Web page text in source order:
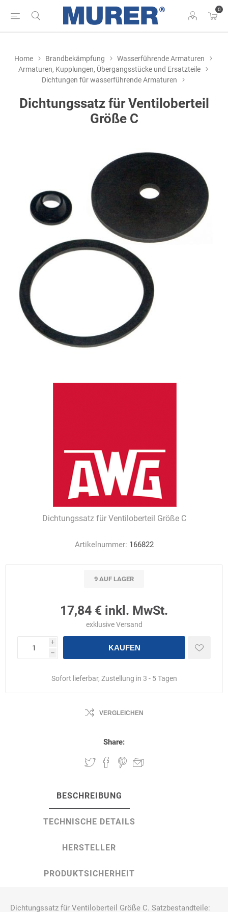
0
Home Brandbekämpfung
Wasserführende Armaturen
Armaturen, Kupplungen, Übergangsstücke und Ersatzteile
Dichtungen für wasserführende Armaturen
Dichtungssatz für Ventiloberteil
Größe C
Dichtungssatz für Ventiloberteil Größe C
Artikelnummer: 166822
9 AUF LAGER
17,84 € inkl. MwSt.
exklusiveVersand
i
h
KAUFEN
Sofort lieferbar, Zustellung in 3 - 5 Tagen
VERGLEICHEN
Share:
BESCHREIBUNG
TECHNISCHE DETAILS
HERSTELLER
PRODUKTSICHERHEIT
Dichtungssatz für Ventiloberteil Größe C. Satzbestandteile: